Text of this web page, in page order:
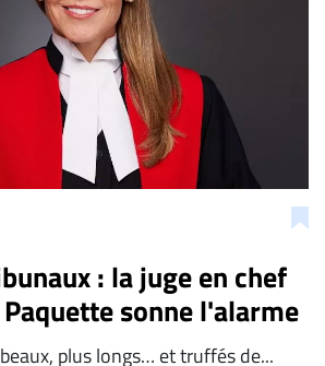
: la juge en chef
sonne l'alarme
plus longs… et truffés de...